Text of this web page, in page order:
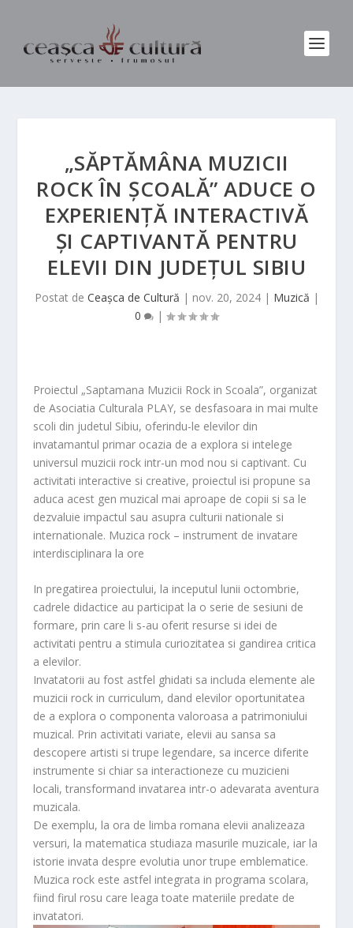
„SĂPTĂMÂNA MUZICII
ROCK ÎN ȘCOALĂ” ADUCE O
EXPERIENȚĂ INTERACTIVĂ
ȘI CAPTIVANTĂ PENTRU
ELEVII DIN JUDEȚUL SIBIU
Postat de Ceașca de Cultură | nov. 20, 2024| Muzică |
0
|
Proiectul „Saptamana Muzicii Rock in Scoala”, organizat
de Asociatia Culturala PLAY, se desfasoara in mai multe
scoli din judetul Sibiu, oferindu-le elevilor din
invatamantul primar ocazia de a explora si intelege
universul muzicii rock intr-un mod nou si captivant. Cu
activitati interactive si creative, proiectul isi propune sa
aduca acest gen muzical mai aproape de copii si sa le
dezvaluie impactul sau asupra culturii nationale si
internationale. Muzica rock – instrument de invatare
interdisciplinara la ore
In pregatirea proiectului, la inceputul lunii octombrie,
cadrele didactice au participat la o serie de sesiuni de
formare, prin care li s-au oferit resurse si idei de
activitati pentru a stimula curiozitatea si gandirea critica
a elevilor.
Invatatorii au fost astfel ghidati sa includa elemente ale
muzicii rock in curriculum, dand elevilor oportunitatea
de a explora o componenta valoroasa a patrimoniului
muzical. Prin activitati variate, elevii au sansa sa
descopere artisti si trupe legendare, sa incerce diferite
instrumente si chiar sa interactioneze cu muzicieni
locali, transformand invatarea intr-o adevarata aventura
muzicala.
De exemplu, la ora de limba romana elevii analizeaza
versuri, la matematica studiaza masurile muzicale, iar la
istorie invata despre evolutia unor trupe emblematice.
Muzica rock este astfel integrata in programa scolara,
fiind firul rosu care leaga toate materiile predate de
invatatori.